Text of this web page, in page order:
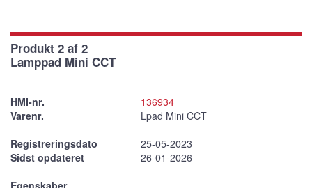
Produkt 2 af 2
Lamppad Mini CCT
HMI-nr.
136934
Varenr.
Lpad Mini CCT
Registreringsdato
25-05-2023
Sidst opdateret
26-01-2026